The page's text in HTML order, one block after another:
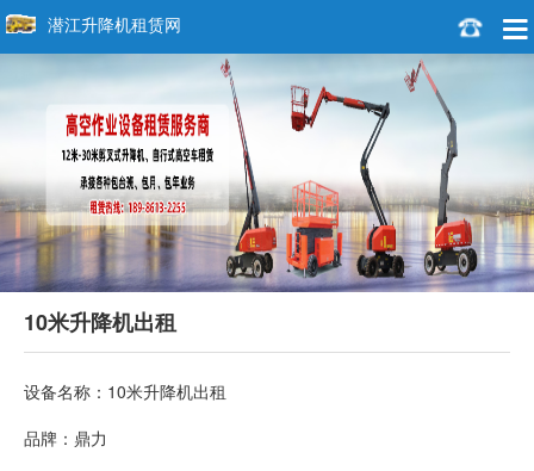
潜江升降机租赁网
10米升降机出租
设备名称：10米升降机出租
品牌：鼎力